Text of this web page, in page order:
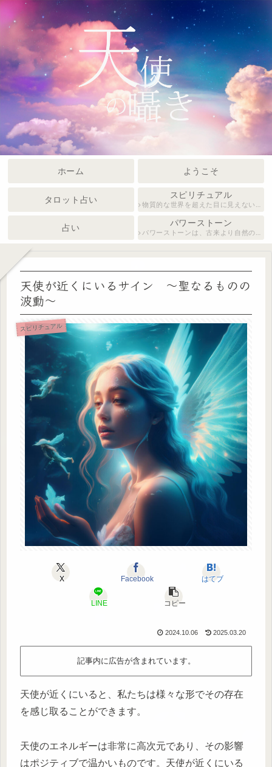
ホーム ようこそ
タロット占い スピリチュアル
物質的な世界を超えた目に見えない領域や魂、宇宙とのつながり。自己の内面や人生の意味を深める精神的な活動や感覚について。
占い パワーストーン
パワーストーンは、古来より自然のエネルギーを持つ石として愛され、心身のバランスを整えたり、運気を向上させるサポートをすると言われています。美しい輝きと多彩なカラーを持つ石々は、癒しや願望実現のお守りとしても人気があります。種類ごとに異なるパワーがあるとされ、あなたに合った石を選ぶことで、日々の生活にポジティブな影響をもたらしてくれるでしょう。
天使が近くにいるサイン 〜聖なるものの
波動〜
スピリチュアル
X Facebook はてブ
LINE コピー
2024.10.06 2025.03.20
記事内に広告が含まれています。
天使が近くにいると、私たちは様々な形でその存在
を感じ取ることができます。
天使のエネルギーは非常に高次元であり、その影響
はポジティブで温かいものです。天使が近くにいる